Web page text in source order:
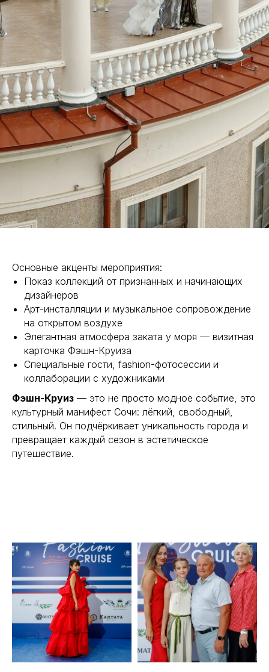
Основные акценты мероприятия:
Показ коллекций от признанных и начинающих
дизайнеров
Арт-инсталляции и музыкальное сопровождение
на открытом воздухе
Элегантная атмосфера заката у моря — визитная
карточка Фэшн-Круиза
Специальные гости, fashion-фотосессии и
коллаборации с художниками
Фэшн-Круиз — это не просто модное событие, это
культурный манифест Сочи: лёгкий, свободный,
стильный. Он подчёркивает уникальность города и
превращает каждый сезон в эстетическое
путешествие.